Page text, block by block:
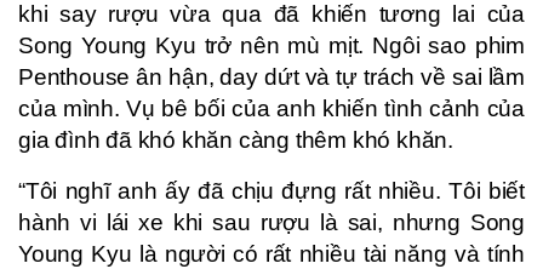
khi say rượu vừa qua đã khiến tương lai của
Song Young Kyu trở nên mù mịt. Ngôi sao phim
Penthouse ân hận, day dứt và tự trách về sai lầm
của mình. Vụ bê bối của anh khiến tình cảnh của
gia đình đã khó khăn càng thêm khó khăn.
“Tôi nghĩ anh ấy đã chịu đựng rất nhiều. Tôi biết
hành vi lái xe khi sau rượu là sai, nhưng Song
Young Kyu là người có rất nhiều tài năng và tính